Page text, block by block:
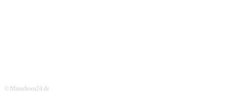
© Mainrhoen24.de